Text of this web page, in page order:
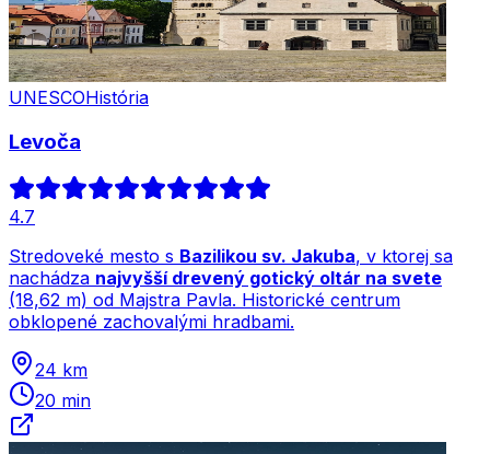
UNESCOHistória
Levoča
4.7
Stredoveké mesto s Bazilikou sv. Jakuba, v ktorej sa
nachádza najvyšší drevený gotický oltár na svete
(18,62 m) od Majstra Pavla. Historické centrum
obklopené zachovalými hradbami.
24 km
20 min